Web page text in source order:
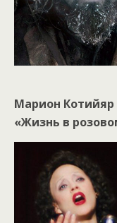
Марион
«Жизнь в